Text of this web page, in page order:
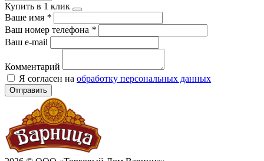
Купить в 1 клик
Ваше имя *
Ваш номер телефона *
Ваш e-mail
Комментарий
Я согласен на обработку персональных данных
Отправить